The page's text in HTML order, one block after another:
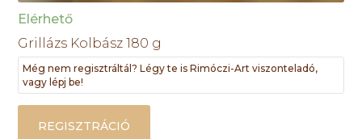
Elérhető
Grillázs Kolbász 180 g
Még nem regisztráltál? Légy te is Rimóczi-Art viszonteladó,
vagy lépj be!
REGISZTRÁCIÓ